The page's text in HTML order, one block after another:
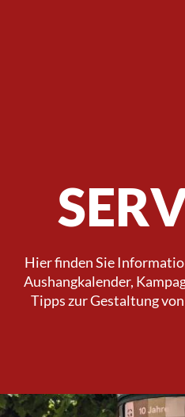
Hier finden Sie
Aushangkalender,
Tipps zur Gestaltung